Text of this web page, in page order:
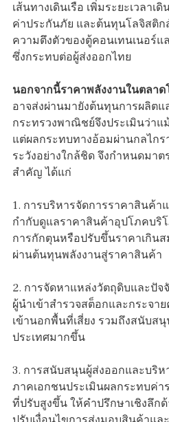
เส้นทางเดินเรือ เพิ่มระยะเวลาเ
ค่าประกันภัย และต้นทุนโลจิสติก
ความตึงตัวของตู้คอนเทนเนอร์แ
ซึ่งกระทบต่อผู้ส่งออกไทย
นอกจากนี้ราคาพลังงานในตลา
อาจส่งผ่านมายังต้นทุนการผลิต
กระทรวงพาณิชย์จึงประเมินว่าแ
แต่ผลกระทบทางอ้อมผ่านกลไกร
ระวังอย่างใกล้ชิด จึงกำหนดมาต
สำคัญ ได้แก่
1. การบริหารจัดการราคาสินค้า
กำกับดูแลราคาสินค้าอุปโภคบริ
การกักตุนหรือปรับขึ้นราคาเกิน
ผ่านต้นทุนพลังงานสู่ราคาสินค้า
2. การจัดหาแหล่งวัตถุดิบและปัจ
ผู้นำเข้าสำรวจสต็อกและกระจา
เข้านอกพื้นที่เสี่ยง รวมถึงสนับส
ประเทศมากขึ้น
3. การสนับสนุนผู้ส่งออกและบริ
ภาคเอกชนประเมินผลกระทบค่า
ที่ปรับสูงขึ้น ให้คำปรึกษาเชิงลึก